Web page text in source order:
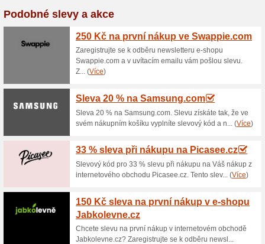
a na objednávku dostanete
internetovém obchodě
Akční nabídka na
100% fungovalo Akce
Výhody nákupu na splátky -
jednoduché a rychlé
Více o splátkách na